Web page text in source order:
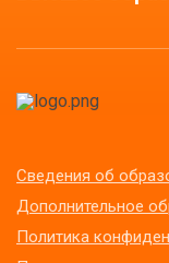
Сведения об
Дополнительное
Политика